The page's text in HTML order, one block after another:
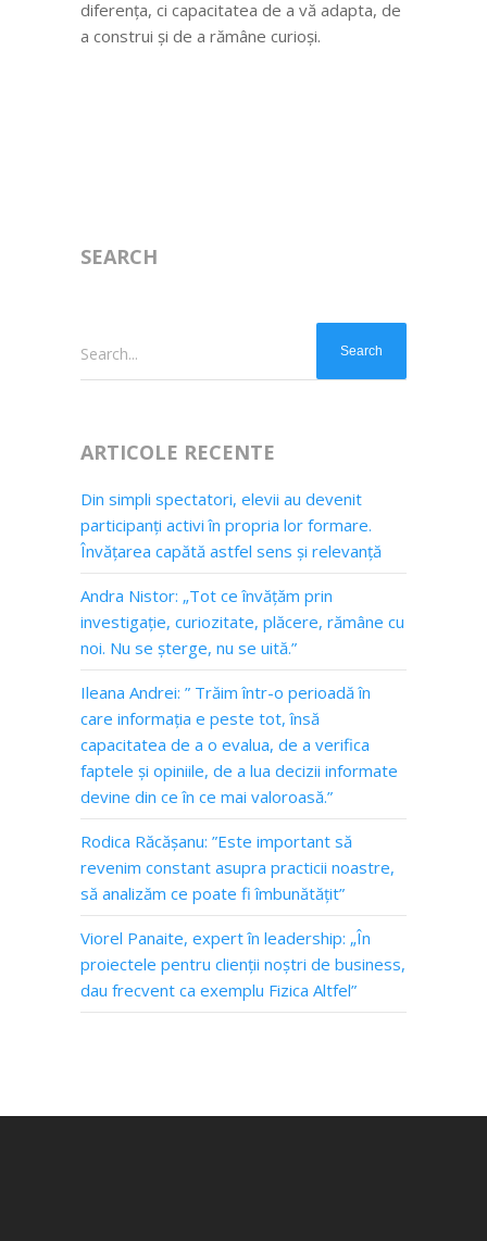
diferența, ci capacitatea de a vă adapta, de
a construi și de a rămâne curioși.
SEARCH
Search...
ARTICOLE RECENTE
Din simpli spectatori, elevii au devenit
participanți activi în propria lor formare.
Învățarea capătă astfel sens și relevanță
Andra Nistor: „Tot ce învățăm prin
investigație, curiozitate, plăcere, rămâne cu
noi. Nu se șterge, nu se uită.”
Ileana Andrei: ” Trăim într-o perioadă în
care informația e peste tot, însă
capacitatea de a o evalua, de a verifica
faptele și opiniile, de a lua decizii informate
devine din ce în ce mai valoroasă.”
Rodica Răcășanu: ”Este important să
revenim constant asupra practicii noastre,
să analizăm ce poate fi îmbunătățit”
Viorel Panaite, expert în leadership: „În
proiectele pentru clienții noștri de business,
dau frecvent ca exemplu Fizica Altfel”